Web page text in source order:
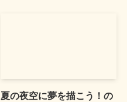
夏の夜空に夢を描こう！の